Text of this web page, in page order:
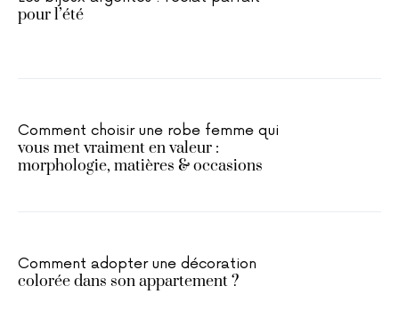
pour l’été
Comment choisir une robe femme qui
vous met vraiment en valeur :
morphologie, matières & occasions
Comment adopter une décoration
colorée dans son appartement ?